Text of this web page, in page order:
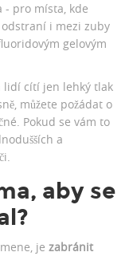
- pro místa, kde
i mezi zuby
gelovým
lidí cítí jen lehký tlak
můžete požádat o
Pokud se vám to
a
aby se
je zabránit